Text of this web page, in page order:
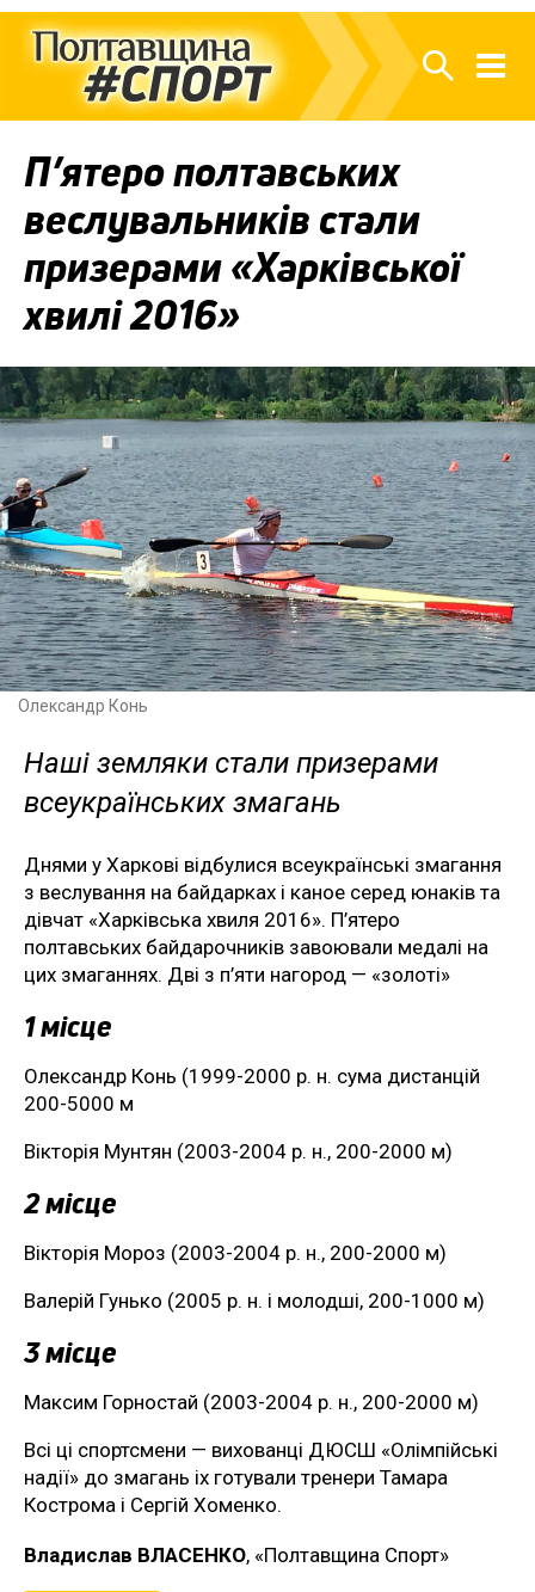
П’ятеро полтавських
веслувальників стали
призерами «Харківської
хвилі 2016»
Олександр Конь
Наші земляки стали призерами
всеукраїнських змагань
Днями у Харкові відбулися всеукраїнські змагання
з веслування на байдарках і каное серед юнаків та
дівчат «Харківська хвиля 2016». П’ятеро
полтавських байдарочників завоювали медалі на
цих змаганнях. Дві з п’яти нагород — «золоті»
1 місце
Олександр Конь (1999-2000 р. н. сума дистанцій
200-5000 м
Вікторія Мунтян (2003-2004 р. н., 200-2000 м)
2 місце
Вікторія Мороз (2003-2004 р. н., 200-2000 м)
Валерій Гунько (2005 р. н. і молодші, 200-1000 м)
3 місце
Максим Горностай (2003-2004 р. н., 200-2000 м)
Всі ці спортсмени — вихованці ДЮСШ «Олімпійські
надії» до змагань іх готували тренери Тамара
Кострома і Сергій Хоменко.
Владислав ВЛАСЕНКО, «Полтавщина Спорт»